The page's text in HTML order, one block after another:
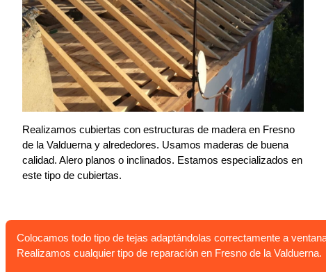
Realizamos cubiertas con estructuras de madera en Fresno
de la Valduerna y alrededores. Usamos maderas de buena
calidad. Alero planos o inclinados. Estamos especializados en
este tipo de cubiertas.
Colocamos todo tipo de tejas adaptándolas correctamente a
Realizamos cualquier tipo de reparación en Fresno de la Valduerna.